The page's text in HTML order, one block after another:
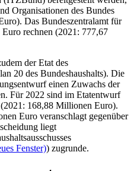
Dr. Mathias Middelberg
Olaf Scholz (SPD)
nur auf der Einnahmeseite mit
oder Kürzungen
darauf, sagte Middelberg mit
neuen Stellen. Auch die
ist aus Sicht des